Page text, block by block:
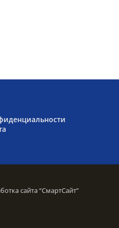
сайта “СмартСайт”